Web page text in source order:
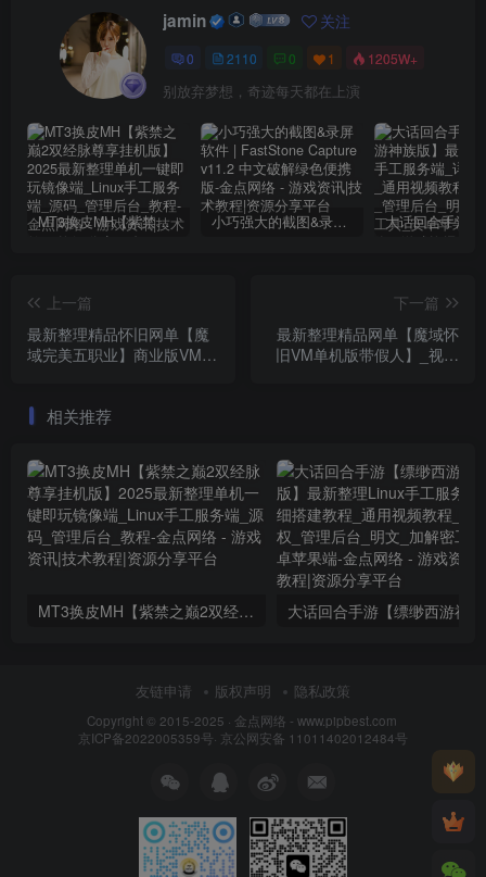
jamin 关注
0 2110 0 1 1205W+
别放弃梦想，奇迹每天都在上演
MT3换皮MH【紫禁之巅2双经脉尊享挂机版】2025最新整理单机一键即玩镜像端_Linux手工服务端_源码_管理后台_教程 小巧强大的截图&录屏软件 | FastStone Capture v11.2 中文破解绿色便携版
上一篇
最新整理精品怀旧网单【魔
域完美五职业】商业版VM一
下一篇
最新整理精品网单【魔域怀
旧VM单机版带假人】_视频
相关推荐
MT3换皮MH【紫禁之巅2双经脉尊享挂机版】2025最新整理单机一键即玩镜像端_Linux手工服务端_源码_管理后台_教程
友链申请 版权声明 隐私政策
Copyright © 2015-2025 · 金点网络 - www.pipbest.com
京ICP备2022005359号· 京公网安备 11011402012484号